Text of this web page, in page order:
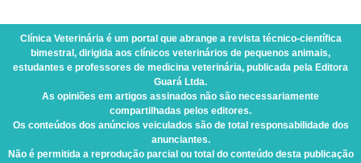
Clínica Veterinária é um portal que abrange a revista técnico-científica
bimestral, dirigida aos clínicos veterinários de pequenos animais,
estudantes e professores de medicina veterinária, publicada pela Editora
Guará Ltda.
As opiniões em artigos assinados não são necessariamente
compartilhadas pelos editores.
Os conteúdos dos anúncios veiculados são de total responsabilidade dos
anunciantes.
Não é permitida a reprodução parcial ou total do conteúdo desta publicação